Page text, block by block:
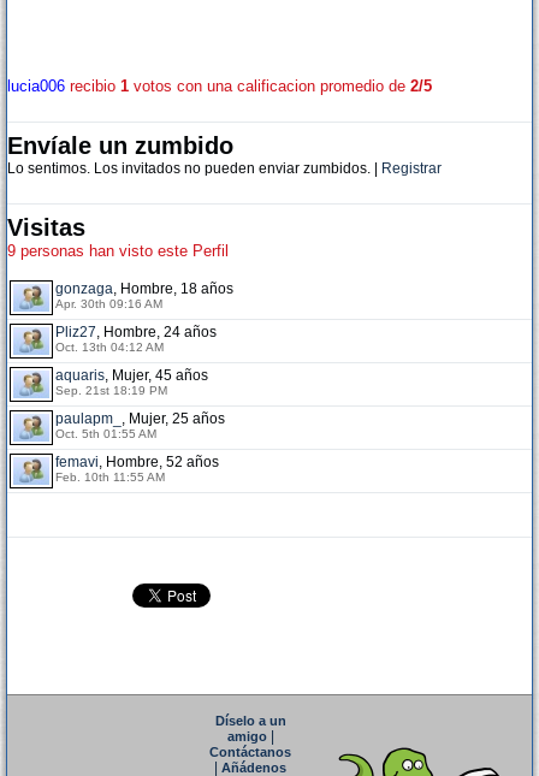
lucia006 recibio 1 votos con una calificacion promedio de 2/5
Envíale un zumbido
Lo sentimos. Los invitados no pueden enviar zumbidos. | Registrar
Visitas
9 personas han visto este Perfil
gonzaga, Hombre, 18 años
Apr. 30th 09:16 AM
Pliz27, Hombre, 24 años
Oct. 13th 04:12 AM
aquaris, Mujer, 45 años
Sep. 21st 18:19 PM
paulapm_ , Mujer, 25 años
Oct. 5th 01:55 AM
femavi, Hombre, 52 años
Feb. 10th 11:55 AM
Díselo a un
amigo|
Contáctanos
Añádenos